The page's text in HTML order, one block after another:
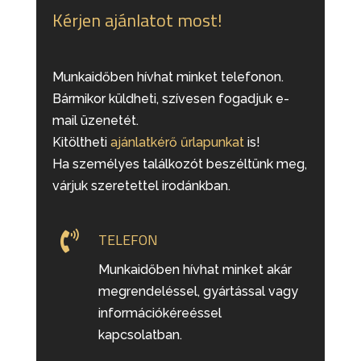
Kérjen ajánlatot most!
Munkaidőben hívhat minket telefonon.
Bármikor küldheti, szívesen fogadjuk e-
mail üzenetét.
Kitöltheti ajánlatkérő űrlapunkatis!
Ha személyes találkozót beszéltünk meg,
várjuk szeretettel irodánkban.
 TELEFON
Munkaidőben hívhat minket akár
megrendeléssel, gyártással vagy
információkéreéssel
kapcsolatban.